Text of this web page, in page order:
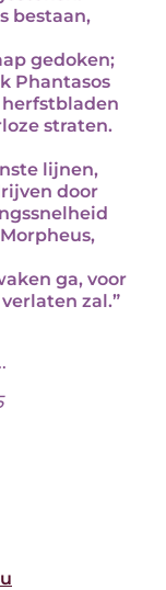
bestaan,
gedoken;
Phantasos
straten.
lijnen,
door
ga, voor
zal.”